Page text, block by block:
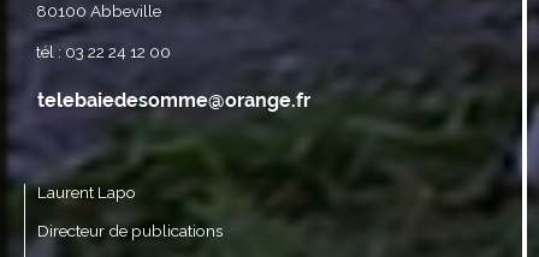
80100 Abbeville
tél : 03 22 24 12 00
Laurent Lapo
Directeur de publications